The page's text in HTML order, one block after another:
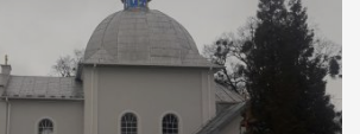
промьісльі Подольской губернии» (Київ,
[…]